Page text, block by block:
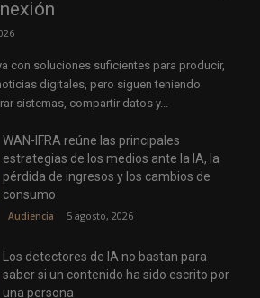
con soluciones suficientes para producir,
digitales, pero siguen teniendo
sistemas, compartir datos y...
WAN-IFRA reúne las principales
estrategias de los medios ante la IA, la
pérdida de ingresos y los cambios de
consumo
Audiencia 5 agosto, 2026
Los detectores de IA no bastan para
saber si un contenido ha sido escrito por
una persona